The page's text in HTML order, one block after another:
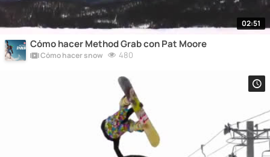
02:51
Cómo hacer Method Grab con Pat Moore
Cómo hacer snow 480